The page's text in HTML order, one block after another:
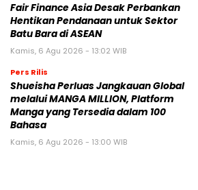
Fair Finance Asia Desak Perbankan
Hentikan Pendanaan untuk Sektor
Batu Bara di ASEAN
Kamis, 6 Agu 2026 - 13:02 WIB
Pers Rilis
Shueisha Perluas Jangkauan Global
melalui MANGA MILLION, Platform
Manga yang Tersedia dalam 100
Bahasa
Kamis, 6 Agu 2026 - 13:00 WIB